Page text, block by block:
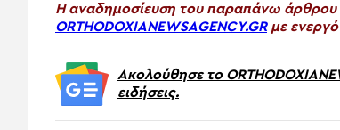
H αναδημοσίευση του παραπάνω άρθρου
ORTHODOXIANEWSAGENCY.GRμε
Ακολούθησε το
ειδήσεις.